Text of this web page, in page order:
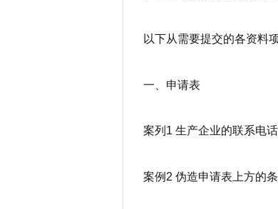
以下从需要提交的各资料
一、申请表
案列1 生产企业的联系电
案例2 伪造申请表上方的条